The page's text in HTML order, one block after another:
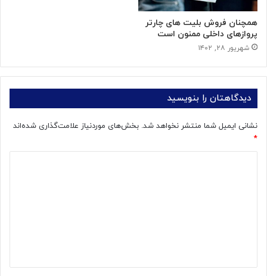
همچنان فروش بلیت های چارتر
پروازهای داخلی ممنون است
شهریور ۲۸, ۱۴۰۲
دیدگاهتان را بنویسید
نشانی ایمیل شما منتشر نخواهد شد. بخش‌های موردنیاز علامت‌گذاری شده‌اند
*
*